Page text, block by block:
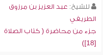
للشيخ: عبد العزيز بن مرزوق
الطريفي
جزء من محاضرة ( كتاب الصلاة
[18])